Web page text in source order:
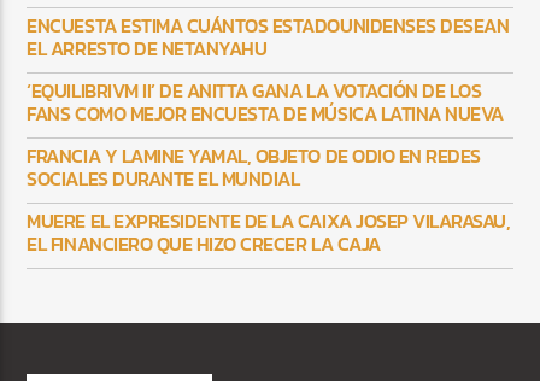
ENCUESTA ESTIMA CUÁNTOS ESTADOUNIDENSES DESEAN
EL ARRESTO DE NETANYAHU
‘EQUILIBRIVM II’ DE ANITTA GANA LA VOTACIÓN DE LOS
FANS COMO MEJOR ENCUESTA DE MÚSICA LATINA NUEVA
FRANCIA Y LAMINE YAMAL, OBJETO DE ODIO EN REDES
SOCIALES DURANTE EL MUNDIAL
MUERE EL EXPRESIDENTE DE LA CAIXA JOSEP VILARASAU,
EL FINANCIERO QUE HIZO CRECER LA CAJA